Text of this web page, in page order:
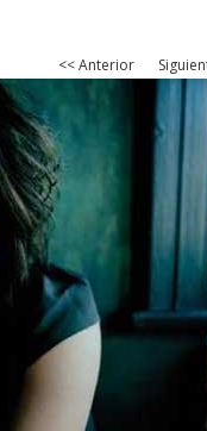
<< Anterior